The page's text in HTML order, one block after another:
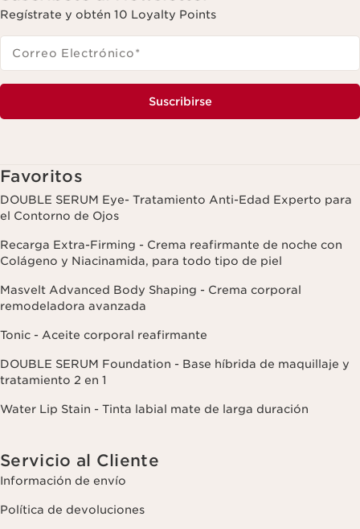
Regístrate y obtén 10 Loyalty Points
Correo Electrónico*
Suscribirse
Favoritos
DOUBLE SERUM Eye- Tratamiento Anti-Edad Experto para
el Contorno de Ojos
Recarga Extra-Firming - Crema reafirmante de noche con
Colágeno y Niacinamida, para todo tipo de piel
Masvelt Advanced Body Shaping - Crema corporal
remodeladora avanzada
Tonic - Aceite corporal reafirmante
DOUBLE SERUM Foundation - Base híbrida de maquillaje y
tratamiento 2 en 1
Water Lip Stain - Tinta labial mate de larga duración
Servicio al Cliente
Información de envío
Política de devoluciones